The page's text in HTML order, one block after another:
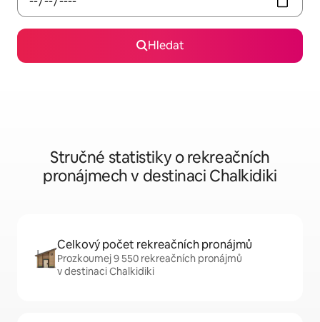
Hledat
Stručné statistiky o rekreačních
pronájmech v destinaci Chalkidiki
Celkový počet rekreačních pronájmů
Prozkoumej 9 550 rekreačních pronájmů
v destinaci Chalkidiki